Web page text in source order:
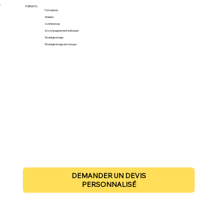
FORMATS:
Formations
Ateliers
Conférences
Accompagnement individuel
Stratégie image
Stratégie image de marque
DEMANDER UN DEVIS
PERSONNALISÉ